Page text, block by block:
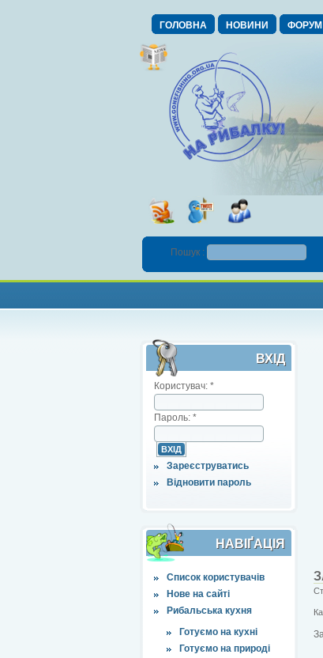
ГОЛОВНА НОВИНИ ФОРУМ
Пошук :
ВХІД
Користувач: *
Пароль: *
Зареєструватись
Відновити пароль
НАВІҐАЦІЯ
Список користувачів
Нове на сайті
Рибальська кухня
Готуємо на кухні
Готуємо на природі